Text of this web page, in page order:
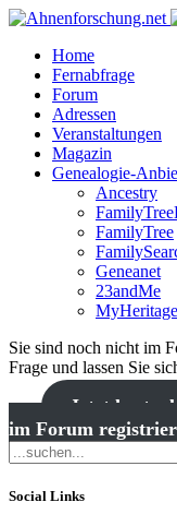
Home
Fernabfrage
Forum
Adressen
Veranstaltungen
Magazin
Genealogie-
Ancestry
FamilyTree
Geneanet
23andMe
MyHeritage
Sie sind noch nicht im
Frage und lassen Sie
Jetzt
im Forum
Social Links